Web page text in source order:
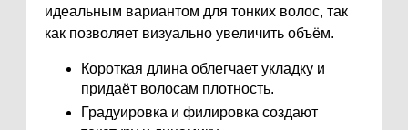
идеальным вариантом для тонких волос, так
как позволяет визуально увеличить объём.
Короткая длина облегчает укладку и
придаёт волосам плотность.
Градуировка и филировка создают